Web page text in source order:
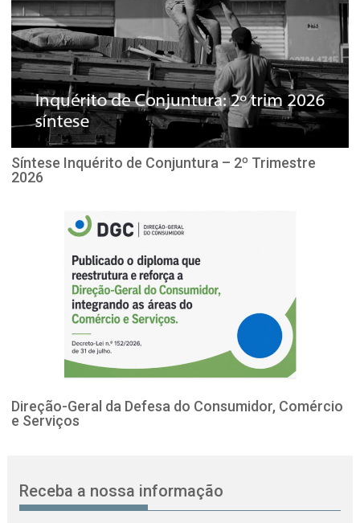
Síntese Inquérito de Conjuntura – 2º Trimestre
2026
Direção-Geral da Defesa do Consumidor, Comércio
e Serviços
Receba a nossa informação